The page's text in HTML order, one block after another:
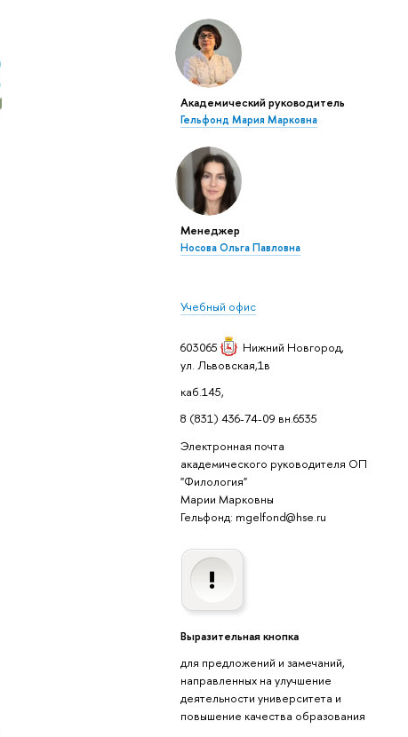
Академический руководитель
Гельфонд Мария Марковна
Менеджер
Носова Ольга Павловна
Учебный офис
603065 Нижний Новгород,
ул. Львовская,1в
каб.145,
8 (831) 436-74-09 вн.6535
Электронная почта
академического руководителя ОП
"Филология"
Марии Марковны
Гельфонд: mgelfond@hse.ru
Выразительная кнопка
для предложений и замечаний,
направленных на улучшение
деятельности университета и
повышение качества образования